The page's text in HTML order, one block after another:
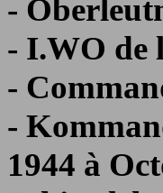
-
- I.WO de
-
-
1944 à